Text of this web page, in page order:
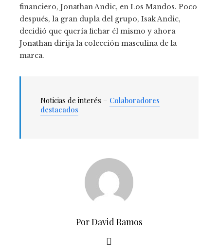
financiero, Jonathan Andic, en Los Mandos. Poco
después, la gran dupla del grupo, Isak Andic,
decidió que quería fichar él mismo y ahora
Jonathan dirija la colección masculina de la
marca.
Noticias de interés – Colaboradores
destacados
Por David Ramos